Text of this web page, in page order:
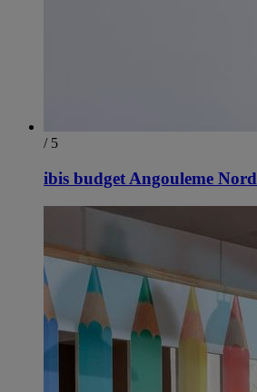
/ 5
ibis budget Angouleme Nord